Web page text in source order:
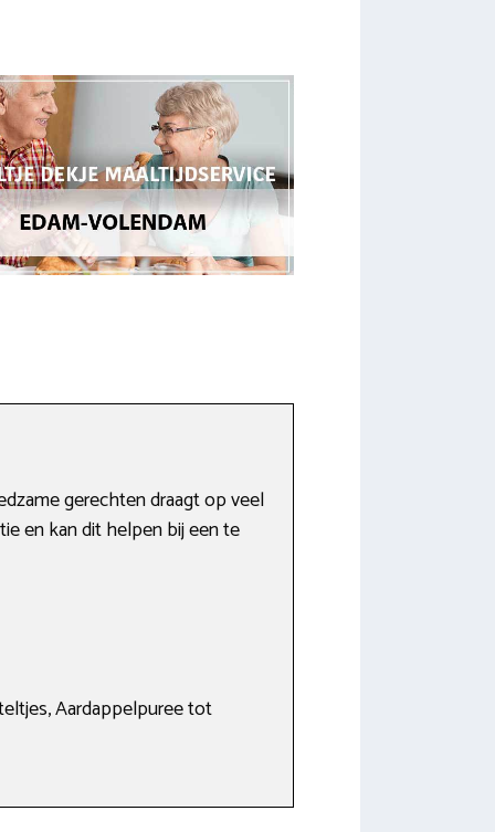
gerechten draagt op veel
en kan dit helpen bij een te
Aardappelpuree tot